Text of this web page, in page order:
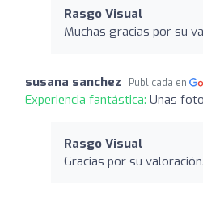
Rasgo Visual
Muchas gracias por su
susana sanchez Publicada en
Experiencia fantástica: Unas
Rasgo Visual
Gracias por su valoración.